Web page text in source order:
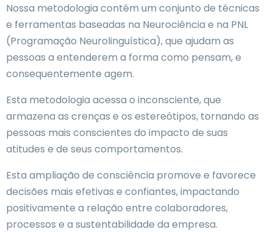
Nossa metodologia contém um conjunto de técnicas
e ferramentas baseadas na Neurociência e na PNL
(Programação Neurolinguística), que ajudam as
pessoas a entenderem a forma como pensam, e
consequentemente agem.
Esta metodologia acessa o inconsciente, que
armazena as crenças e os estereótipos, tornando as
pessoas mais conscientes do impacto de suas
atitudes e de seus comportamentos.
Esta ampliação de consciência promove e favorece
decisões mais efetivas e confiantes, impactando
positivamente a relação entre colaboradores,
processos e a sustentabilidade da empresa.